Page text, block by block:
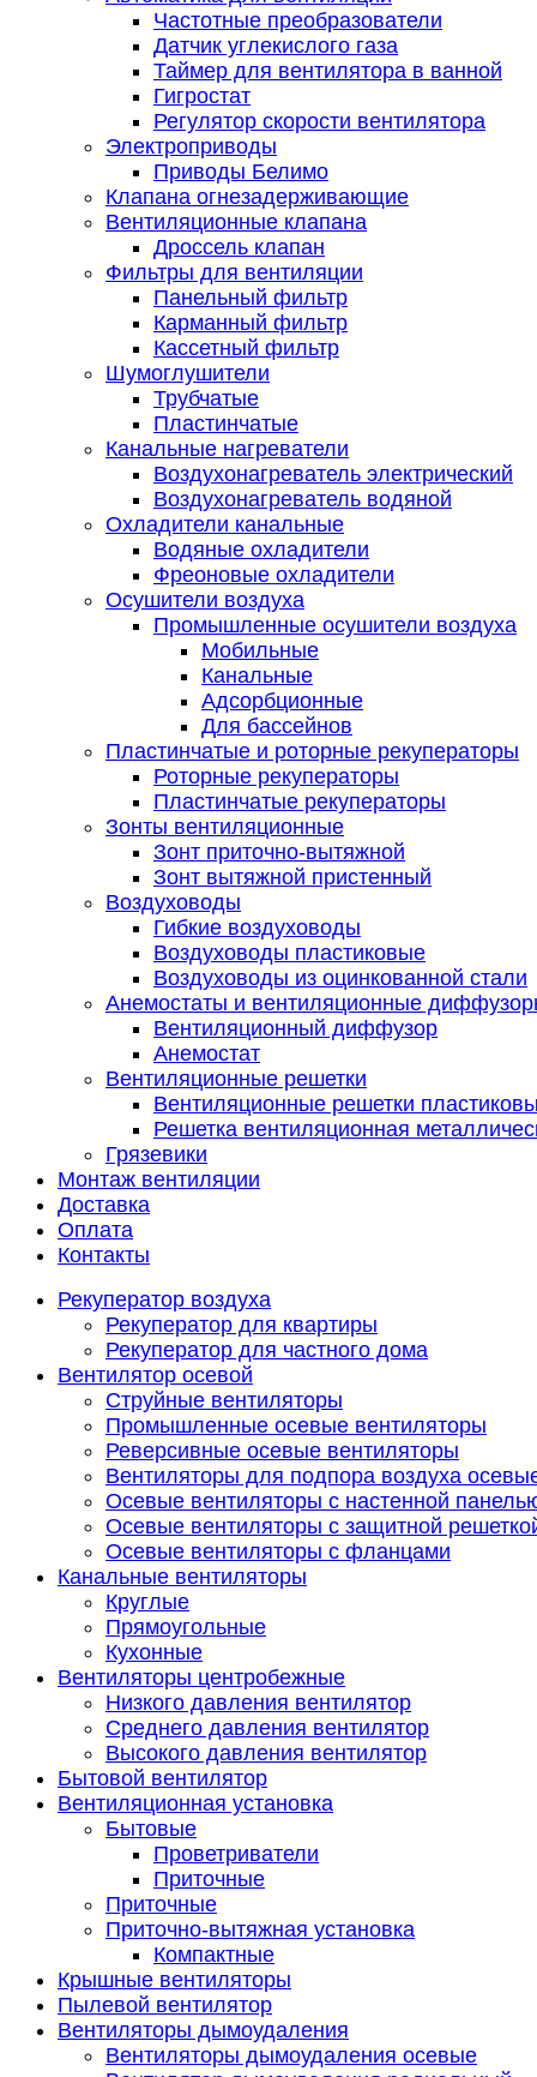
Частотные преобразователи
Датчик углекислого газа
Таймер для вентилятора в ванной
Гигростат
Регулятор скорости вентилятора
Электроприводы
Приводы Белимо
Клапана огнезадерживающие
Вентиляционные клапана
Дроссель клапан
Фильтры для вентиляции
Панельный фильтр
Карманный фильтр
Кассетный фильтр
Шумоглушители
Трубчатые
Пластинчатые
Канальные нагреватели
Воздухонагреватель электрический
Воздухонагреватель водяной
Охладители канальные
Водяные охладители
Фреоновые охладители
Осушители воздуха
Промышленные осушители воздуха
Мобильные
Канальные
Адсорбционные
Для бассейнов
Пластинчатые и роторные рекуператоры
Роторные рекуператоры
Пластинчатые рекуператоры
Зонты вентиляционные
Зонт приточно-вытяжной
Зонт вытяжной пристенный
Воздуховоды
Гибкие воздуховоды
Воздуховоды пластиковые
Воздуховоды из оцинкованной стали
Анемостаты и вентиляционные
Вентиляционный диффузор
Анемостат
Вентиляционные решетки
Вентиляционные решетки
Решетка вентиляционная
Грязевики
Монтаж вентиляции
Доставка
Оплата
Контакты
Рекуператор воздуха
Рекуператор для квартиры
Рекуператор для частного дома
Вентилятор осевой
Струйные вентиляторы
Промышленные осевые вентиляторы
Реверсивные осевые вентиляторы
Вентиляторы для подпора воздуха
Осевые вентиляторы с настенной
Осевые вентиляторы с защитной
Осевые вентиляторы с фланцами
Канальные вентиляторы
Круглые
Прямоугольные
Кухонные
Вентиляторы центробежные
Низкого давления вентилятор
Среднего давления вентилятор
Высокого давления вентилятор
Бытовой вентилятор
Вентиляционная установка
Бытовые
Проветриватели
Приточные
Приточные
Приточно-вытяжная установка
Компактные
Крышные вентиляторы
Пылевой вентилятор
Вентиляторы дымоудаления
Вентиляторы дымоудаления осевые